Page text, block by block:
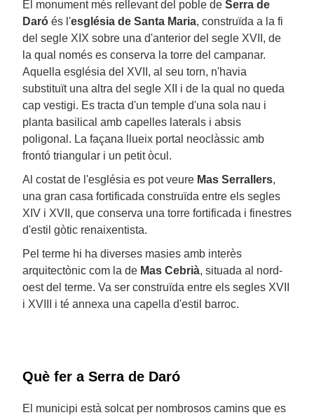
El monument més rellevant del poble de Serra de
Daró és l'església de Santa Maria, construïda a la fi
del segle XIX sobre una d'anterior del segle XVII, de
la qual només es conserva la torre del campanar.
Aquella església del XVII, al seu torn, n'havia
substituït una altra del segle XII i de la qual no queda
cap vestigi. Es tracta d'un temple d'una sola nau i
planta basilical amb capelles laterals i absis
poligonal. La façana llueix portal neoclàssic amb
frontó triangular i un petit òcul.
Al costat de l'església es pot veure Mas Serrallers,
una gran casa fortificada construïda entre els segles
XIV i XVII, que conserva una torre fortificada i finestres
d'estil gòtic renaixentista.
Pel terme hi ha diverses masies amb interès
arquitectònic com la de Mas Cebrià, situada al nord-
oest del terme. Va ser construïda entre els segles XVII
i XVIII i té annexa una capella d'estil barroc.
Què fer a Serra de Daró
El municipi està solcat per nombrosos camins que es